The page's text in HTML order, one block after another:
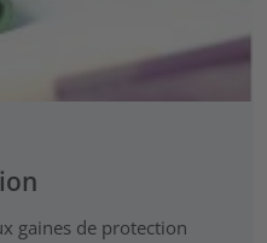
gaines de protection